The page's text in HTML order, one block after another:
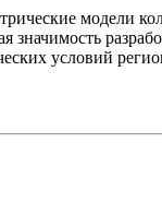
модели
условий